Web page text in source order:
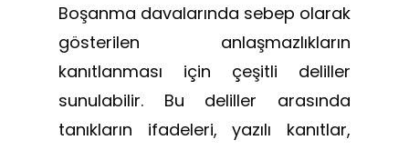
Boşanma davalarında sebep olarak
gösterilen anlaşmazlıkların
kanıtlanması için çeşitli deliller
sunulabilir. Bu deliller arasında
tanıkların ifadeleri, yazılı kanıtlar,